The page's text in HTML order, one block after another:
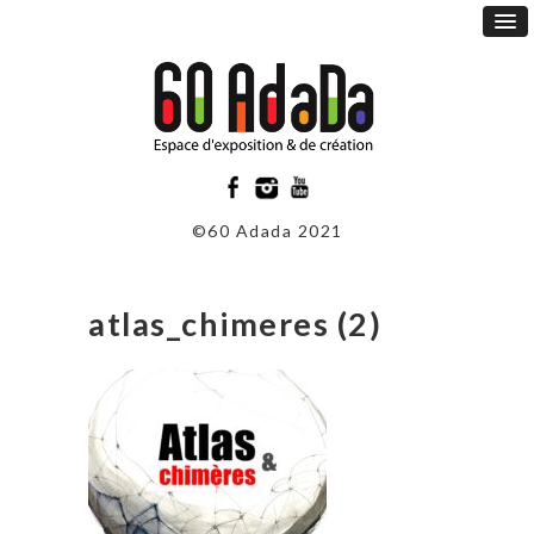
©60 Adada 2021
atlas_chimeres (2)